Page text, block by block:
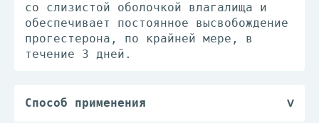
со слизистой оболочкой влагалища и
обеспечивает постоянное высвобождение
прогестерона, по крайней мере, в
течение 3 дней.
Способ применения